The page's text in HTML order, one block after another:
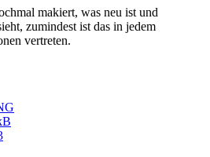
makiert, was neu ist und
zumindest ist das in jedem
vertreten.